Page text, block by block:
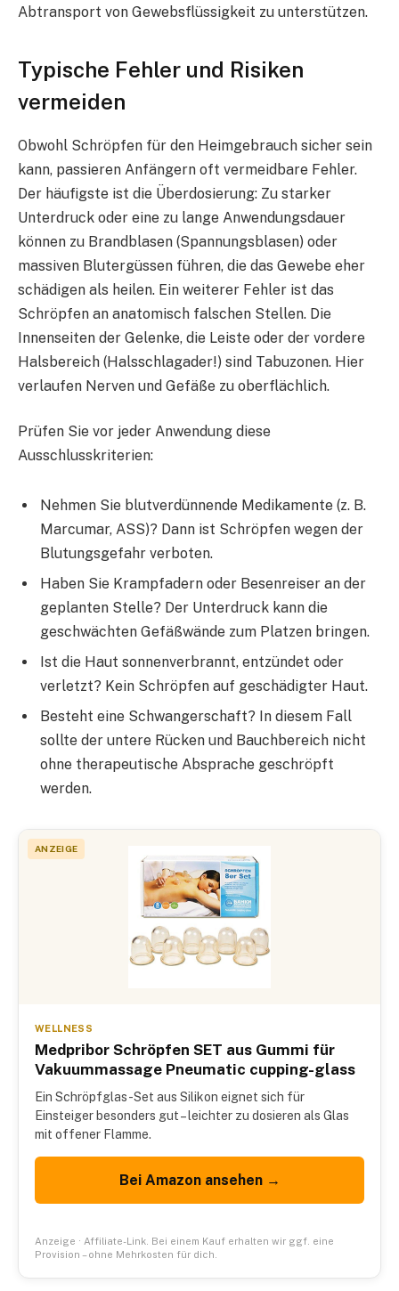
Abtransport von Gewebsflüssigkeit zu unterstützen.
Typische Fehler und Risiken
vermeiden
Obwohl Schröpfen für den Heimgebrauch sicher sein
kann, passieren Anfängern oft vermeidbare Fehler.
Der häufigste ist die Überdosierung: Zu starker
Unterdruck oder eine zu lange Anwendungsdauer
können zu Brandblasen (Spannungsblasen) oder
massiven Blutergüssen führen, die das Gewebe eher
schädigen als heilen. Ein weiterer Fehler ist das
Schröpfen an anatomisch falschen Stellen. Die
Innenseiten der Gelenke, die Leiste oder der vordere
Halsbereich (Halsschlagader!) sind Tabuzonen. Hier
verlaufen Nerven und Gefäße zu oberflächlich.
Prüfen Sie vor jeder Anwendung diese
Ausschlusskriterien:
Nehmen Sie blutverdünnende Medikamente (z. B.
Marcumar, ASS)? Dann ist Schröpfen wegen der
Blutungsgefahr verboten.
Haben Sie Krampfadern oder Besenreiser an der
geplanten Stelle? Der Unterdruck kann die
geschwächten Gefäßwände zum Platzen bringen.
Ist die Haut sonnenverbrannt, entzündet oder
verletzt? Kein Schröpfen auf geschädigter Haut.
Besteht eine Schwangerschaft? In diesem Fall
sollte der untere Rücken und Bauchbereich nicht
ohne therapeutische Absprache geschröpft
werden.
ANZEIGE
WELLNESS
Medpribor Schröpfen SET aus Gummi für
Vakuummassage Pneumatic cupping-glass
Ein Schröpfglas-Set aus Silikon eignet sich für
Einsteiger besonders gut – leichter zu dosieren als Glas
mit offener Flamme.
Bei Amazon ansehen →
Anzeige · Affiliate-Link. Bei einem Kauf erhalten wir ggf. eine
Provision – ohne Mehrkosten für dich.